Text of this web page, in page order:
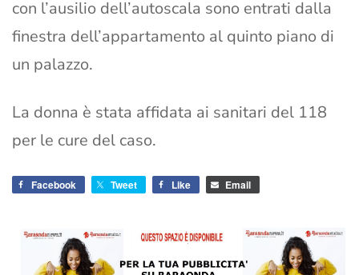
con l’ausilio dell’autoscala sono entrati dalla
finestra dell’appartamento al quinto piano di
un palazzo.
La donna è stata affidata ai sanitari del 118
per le cure del caso.
Facebook Tweet Like Email